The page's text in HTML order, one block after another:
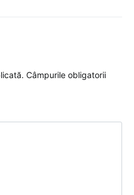
Câmpurile obligatorii